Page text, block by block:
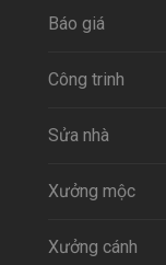
Báo giá
Công trinh
Sửa nhà
Xưởng mộc
Xưởng cánh